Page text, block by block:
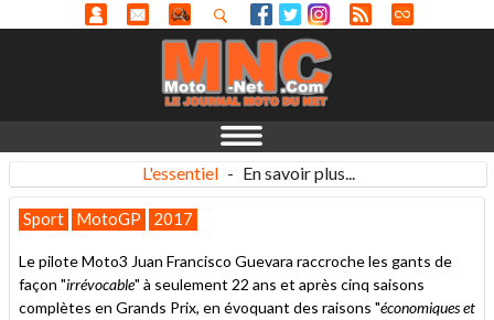
L'essentiel - En savoir plus...
Sport MotoGP 2017
Le pilote Moto3 Juan Francisco Guevara raccroche les gants de
façon "irrévocable" à seulement 22 ans et après cinq saisons
complètes en Grands Prix, en évoquant des raisons "économiques et